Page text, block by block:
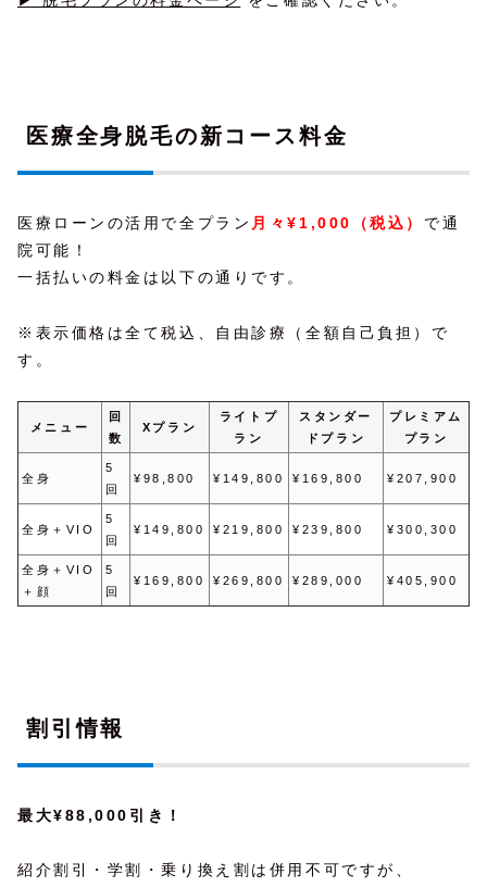
医療全身脱毛の新コース料金
医療ローンの活用で全プラン 月々¥1,000（税込） で通
院可能！
一括払いの料金は以下の通りです。
※表示価格は全て税込、自由診療（全額自己負担）で
す。
メニュー
回
数
Xプラン
ライトプ
ラン
スタンダー
ドプラン
プレミアム
プラン
全身
5
回
¥98,800 ¥149,800 ¥169,800 ¥207,900
全身＋VIO
5
回
¥149,800 ¥219,800 ¥239,800 ¥300,300
全身＋VIO
＋顔
5
回
¥169,800 ¥269,800 ¥289,000 ¥405,900
割引情報
最大¥88,000引き！
紹介割引・学割・乗り換え割は併用不可ですが、